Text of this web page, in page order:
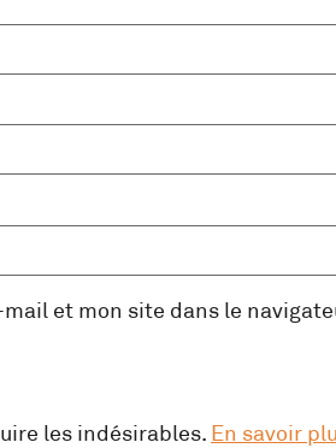
et mon site dans le
les indésirables. En savoir